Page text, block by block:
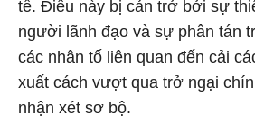
tế. Điều này bị cản trở bởi sự
người lãnh đạo và sự phân tán
các nhân tố liên quan đến cải
xuất cách vượt qua trở ngại
nhận xét sơ bộ.